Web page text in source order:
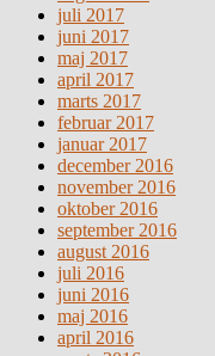
juli 2017
juni 2017
maj 2017
april 2017
marts 2017
februar 2017
januar 2017
december 2016
november 2016
oktober 2016
september 2016
august 2016
juli 2016
juni 2016
maj 2016
april 2016